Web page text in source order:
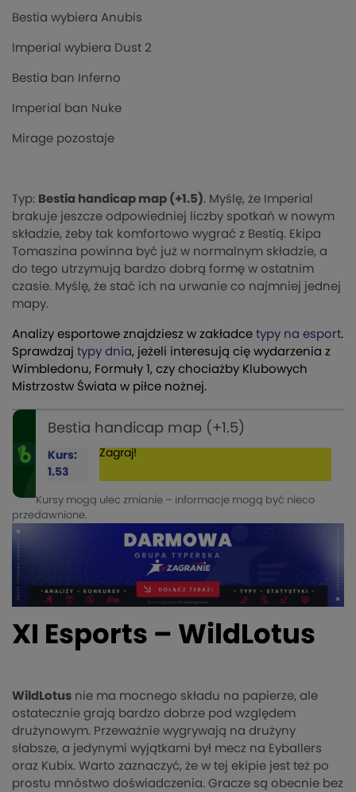
Bestia wybiera Anubis
Imperial wybiera Dust 2
Bestia ban Inferno
Imperial ban Nuke
Mirage pozostaje
Typ: Bestia handicap map (+1.5). Myślę, że Imperial
brakuje jeszcze odpowiedniej liczby spotkań w nowym
składzie, żeby tak komfortowo wygrać z Bestią. Ekipa
Tomaszina powinna być już w normalnym składzie, a
do tego utrzymują bardzo dobrą formę w ostatnim
czasie. Myślę, że stać ich na urwanie co najmniej jednej
mapy.
Analizy esportowe znajdziesz w zakładce typy na esport.
Sprawdzaj typy dnia, jeżeli interesują cię wydarzenia z
Wimbledonu, Formuły 1, czy chociażby Klubowych
Mistrzostw Świata w piłce nożnej.
Bestia handicap map (+1.5)
Kurs:
1.53
Zagraj!
Kursy mogą ulec zmianie – informacje mogą być nieco
przedawnione.
XI Esports – WildLotus
WildLotus nie ma mocnego składu na papierze, ale
ostatecznie grają bardzo dobrze pod względem
drużynowym. Przeważnie wygrywają na drużyny
słabsze, a jedynymi wyjątkami był mecz na Eyballers
oraz Kubix. Warto zaznaczyć, że w tej ekipie jest też po
prostu mnóstwo doświadczenia. Gracze są obecnie bez